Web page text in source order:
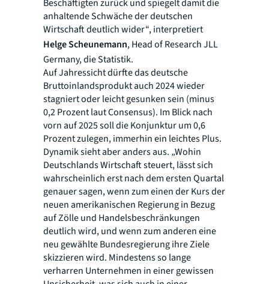
Beschäftigten zurück und spiegelt damit die
anhaltende Schwäche der deutschen
Wirtschaft deutlich wider“, interpretiert
Helge Scheunemann, Head of Research JLL
Germany, die Statistik.
Auf Jahressicht dürfte das deutsche
Bruttoinlandsprodukt auch 2024 wieder
stagniert oder leicht gesunken sein (minus
0,2 Prozent laut Consensus). Im Blick nach
vorn auf 2025 soll die Konjunktur um 0,6
Prozent zulegen, immerhin ein leichtes Plus.
Dynamik sieht aber anders aus. „Wohin
Deutschlands Wirtschaft steuert, lässt sich
wahrscheinlich erst nach dem ersten Quartal
genauer sagen, wenn zum einen der Kurs der
neuen amerikanischen Regierung in Bezug
auf Zölle und Handelsbeschränkungen
deutlich wird, und wenn zum anderen eine
neu gewählte Bundesregierung ihre Ziele
skizzieren wird. Mindestens so lange
verharren Unternehmen in einer gewissen